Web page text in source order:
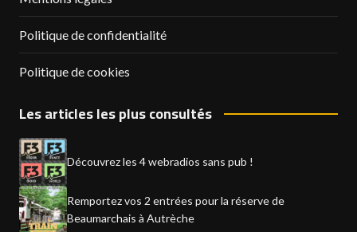
Politique de confidentialité
Politique de cookies
Les articles les plus consultés
Découvrez les 4 webradios sans pub !
Remportez vos 2 entrées pour la réserve de
Beaumarchais à Autrèche